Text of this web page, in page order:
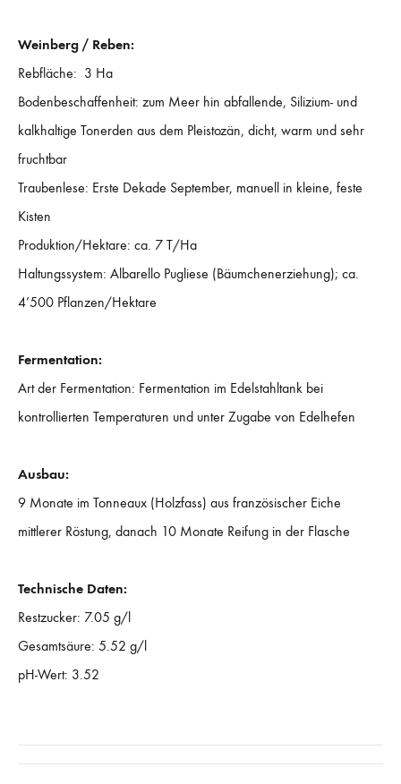
Weinberg / Reben:
Rebfläche: 3 Ha
Bodenbeschaffenheit: zum Meer hin abfallende, Silizium- und
kalkhaltige Tonerden aus dem Pleistozän, dicht, warm und sehr
fruchtbar
Traubenlese: Erste Dekade September, manuell in kleine, feste
Kisten
Produktion/Hektare: ca. 7 T/Ha
Haltungssystem: Albarello Pugliese (Bäumchenerziehung); ca.
4’500 Pflanzen/Hektare
Fermentation:
Art der Fermentation: Fermentation im Edelstahltank bei
kontrollierten Temperaturen und unter Zugabe von Edelhefen
Ausbau:
9 Monate im Tonneaux (Holzfass) aus französischer Eiche
mittlerer Röstung, danach 10 Monate Reifung in der Flasche
Technische Daten:
Restzucker: 7.05 g/l
Gesamtsäure: 5.52 g/l
pH-Wert: 3.52